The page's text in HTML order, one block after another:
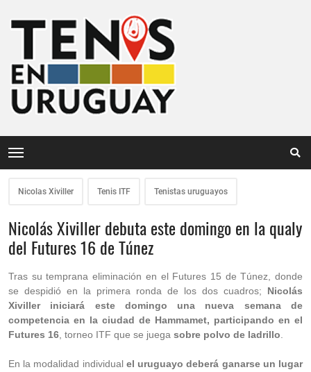
Nicolas Xiviller Tenis ITF Tenistas uruguayos
Nicolás Xiviller debuta este domingo en la qualy
del Futures 16 de Túnez
Tras su temprana eliminación en el Futures 15 de Túnez, donde
se despidió en la primera ronda de los dos cuadros; Nicolás
Xiviller iniciará este domingo una nueva semana de
competencia en la ciudad de Hammamet, participando en el
Futures 16 , torneo ITF que se juega sobre polvo de ladrillo
En la modalidad individual el uruguayo deberá ganarse un lugar